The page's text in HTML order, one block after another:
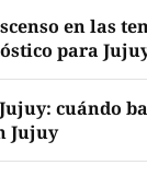
en las
para
cuándo
Jujuy